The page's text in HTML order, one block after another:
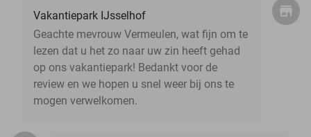
Vakantiepark IJsselhof
Geachte mevrouw Vermeulen, wat fijn om te
lezen dat u het zo naar uw zin heeft gehad
op ons vakantiepark! Bedankt voor de
review en we hopen u snel weer bij ons te
mogen verwelkomen.